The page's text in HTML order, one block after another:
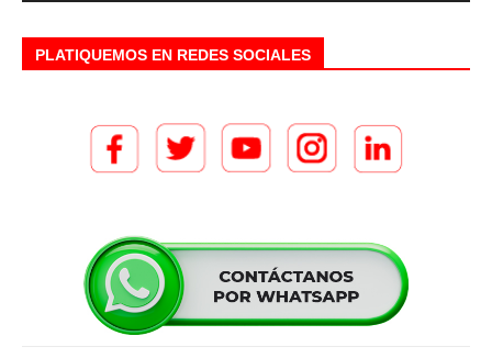
PLATIQUEMOS EN REDES SOCIALES